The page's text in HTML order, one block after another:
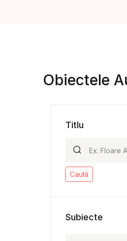
Obiectele
Titlu
Caută
Subiecte